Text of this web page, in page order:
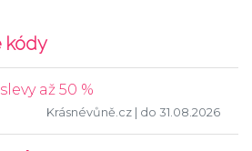
kódy
až 50 %
Krásnévůně.cz | do 31.08.2026